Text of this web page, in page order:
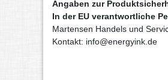
Angaben zur
In der EU verantwortliche
Martensen Handels und
Kontakt: info@energyink.de